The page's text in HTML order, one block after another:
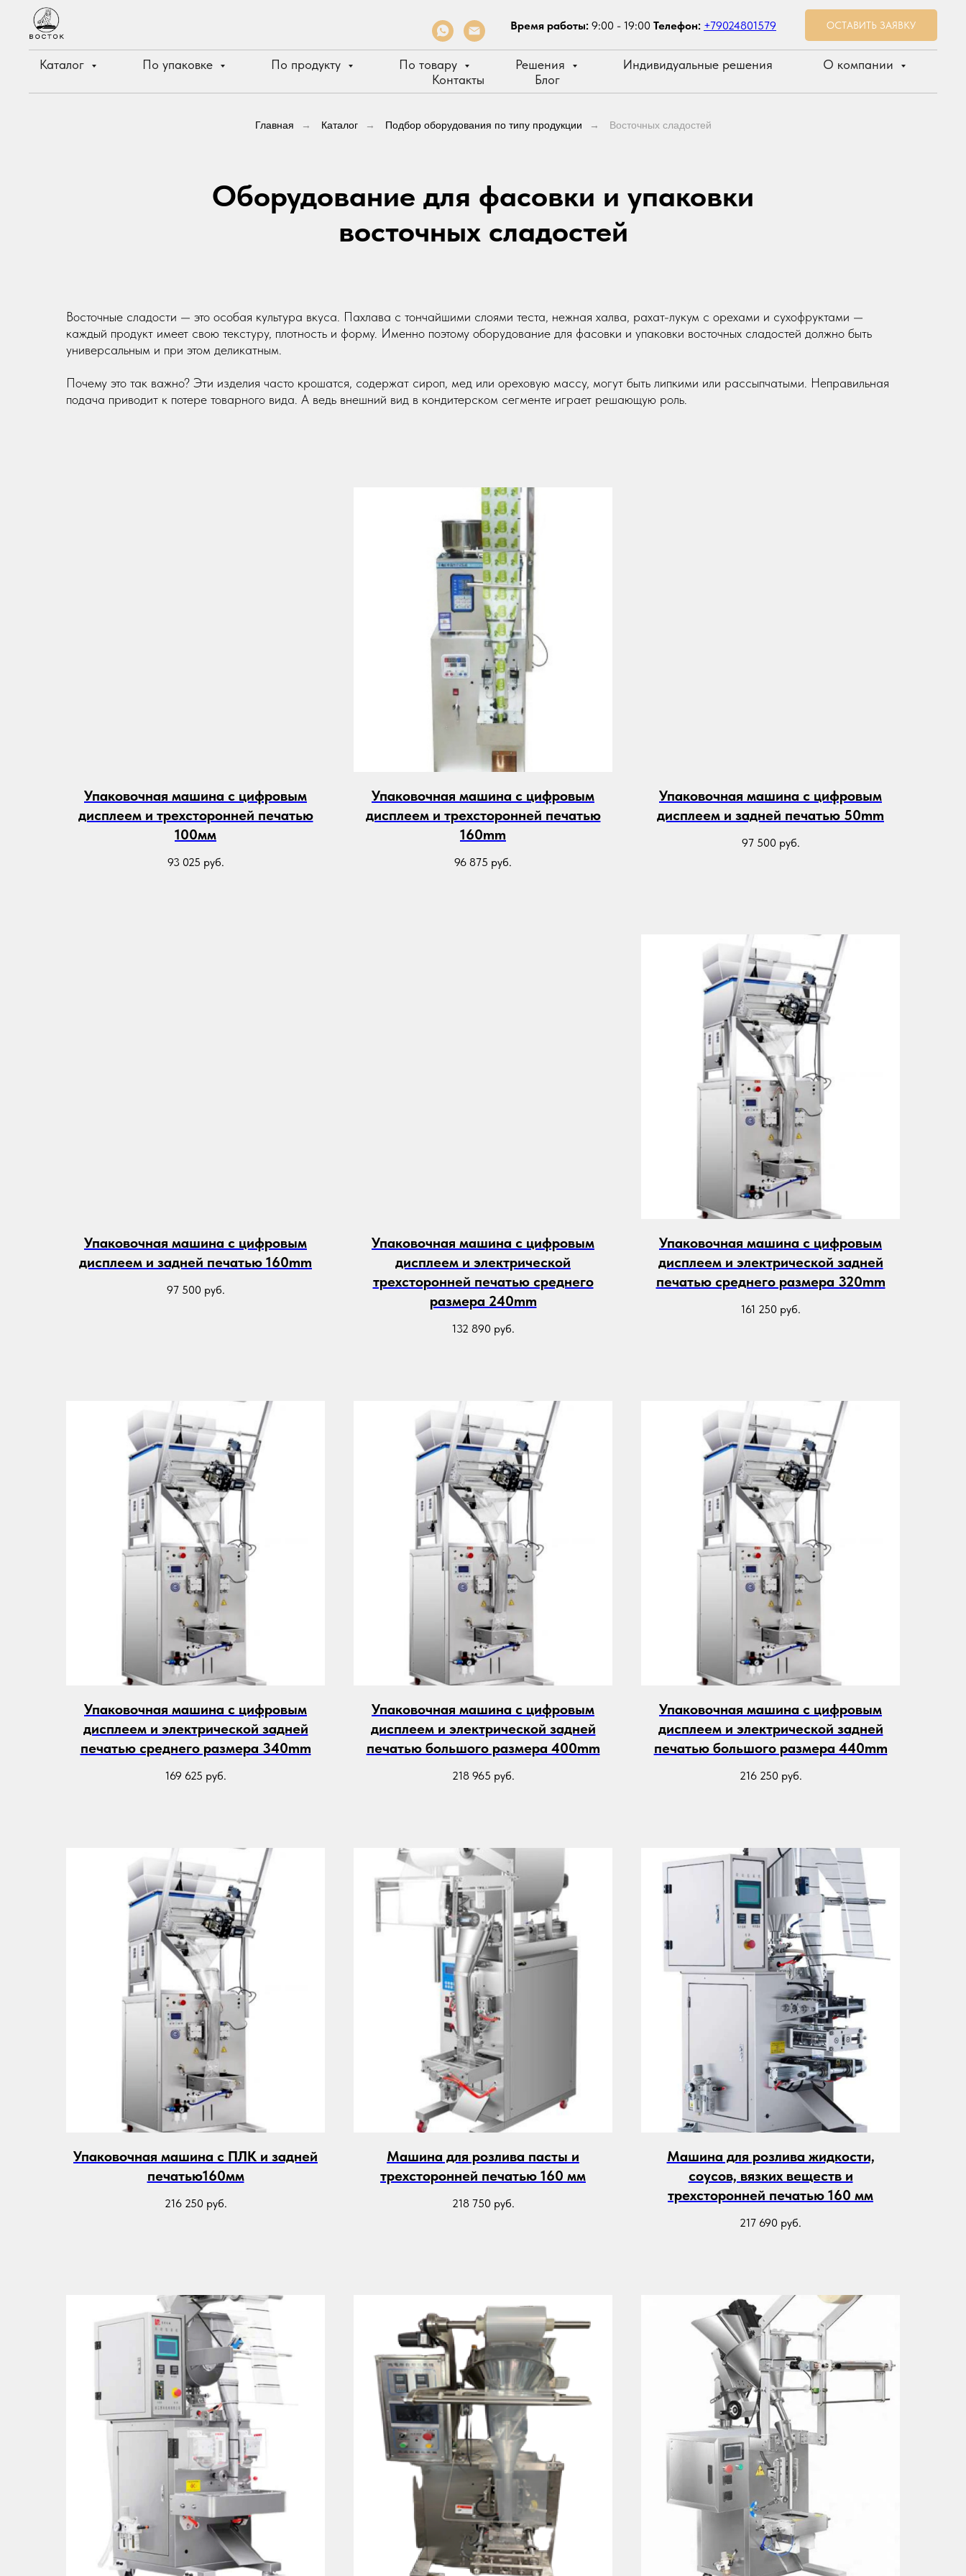
Время работы: 9:00 - 19:00 Телефон: +79024801579 ОСТАВИТЬ ЗАЯВКУ
Каталог По упаковке По продукту По товару Решения Индивидуальные решения
О компании
Контакты
Блог
Главная → Каталог → Подбор оборудования по типу продукции → Восточных сладостей
Оборудование для фасовки и упаковки
восточных сладостей
Восточные сладости — это особая культура вкуса. Пахлава с тончайшими слоями теста, нежная халва, рахат-лукум с орехами и сухофруктами —
каждый продукт имеет свою текстуру, плотность и форму. Именно поэтому оборудование для фасовки и упаковки восточных сладостей должно быть
универсальным и при этом деликатным.
Почему это так важно? Эти изделия часто крошатся, содержат сироп, мед или ореховую массу, могут быть липкими или рассыпчатыми. Неправильная
подача приводит к потере товарного вида. А ведь внешний вид в кондитерском сегменте играет решающую роль.
Упаковочная машина с цифровым
дисплеем и трехсторонней печатью
100мм
93 025 руб.
Упаковочная машина с цифровым
дисплеем и трехсторонней печатью
160mm
96 875 руб.
Упаковочная машина с цифровым
дисплеем и задней печатью 50mm
97 500 руб.
Упаковочная машина с цифровым
дисплеем и задней печатью 160mm
97 500 руб.
Упаковочная машина с цифровым
дисплеем и электрической
трехсторонней печатью среднего
размера 240mm
132 890 руб.
Упаковочная машина с цифровым
дисплеем и электрической задней
печатью среднего размера 320mm
161 250 руб.
Упаковочная машина с цифровым
дисплеем и электрической задней
печатью среднего размера 340mm
169 625 руб.
Упаковочная машина с цифровым
дисплеем и электрической задней
печатью большого размера 400mm
218 965 руб.
Упаковочная машина с цифровым
дисплеем и электрической задней
печатью большого размера 440mm
216 250 руб.
Упаковочная машина с ПЛК и задней
печатью160мм
216 250 руб.
Машина для розлива пасты и
трехсторонней печатью 160 мм
218 750 руб.
Машина для розлива жидкости,
соусов, вязких веществ и
трехсторонней печатью 160 мм
217 690 руб.